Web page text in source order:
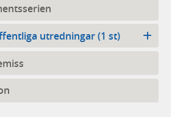
utredningar (1 st)